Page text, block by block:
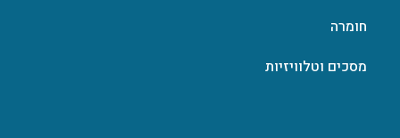
חומרה
מסכים וטלוויזיות